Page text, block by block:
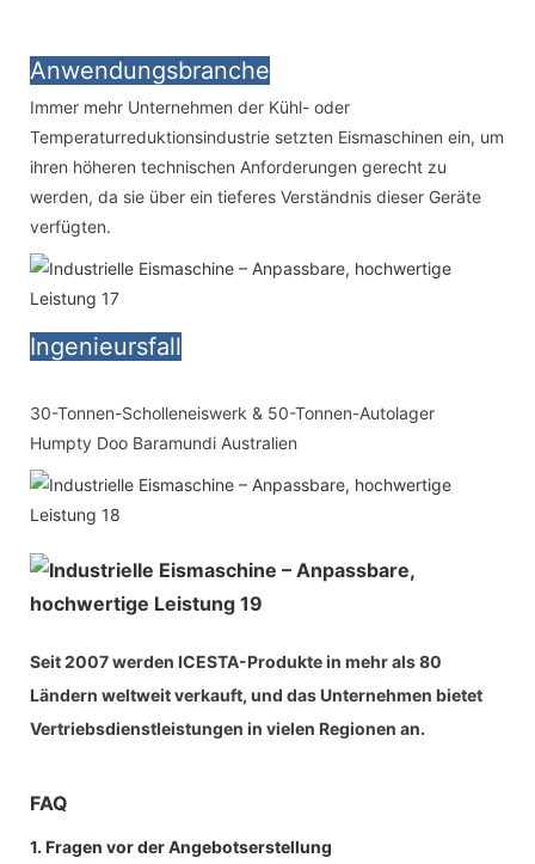
Anwendungsbranche
Immer mehr Unternehmen der Kühl- oder
Temperaturreduktionsindustrie setzten Eismaschinen ein, um
ihren höheren technischen Anforderungen gerecht zu
werden, da sie über ein tieferes Verständnis dieser Geräte
verfügten.
Ingenieursfall
30-Tonnen-Scholleneiswerk & 50-Tonnen-Autolager
Humpty Doo Baramundi Australien
Seit 2007 werden ICESTA-Produkte in mehr als 80
Ländern weltweit verkauft, und das Unternehmen bietet
Vertriebsdienstleistungen in vielen Regionen an.
FAQ
1. Fragen vor der Angebotserstellung